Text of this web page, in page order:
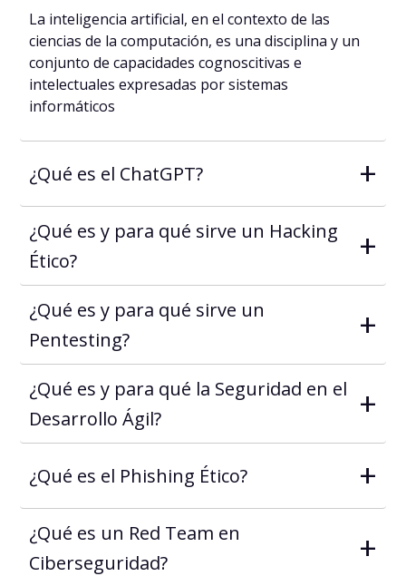
La inteligencia artificial, en el contexto de las
ciencias de la computación, es una disciplina y un
conjunto de capacidades cognoscitivas e
intelectuales expresadas por sistemas
informáticos
¿Qué es el ChatGPT? +
¿Qué es y para qué sirve un Hacking
Ético?
+
¿Qué es y para qué sirve un
Pentesting?
+
¿Qué es y para qué la Seguridad en el
Desarrollo Ágil?
+
¿Qué es el Phishing Ético? +
¿Qué es un Red Team en
Ciberseguridad?
+